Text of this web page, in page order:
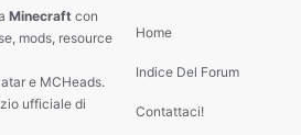
Minecraft con
mods, resource
e MCHeads.
ufficiale di
Home
Indice Del Forum
Contattaci!